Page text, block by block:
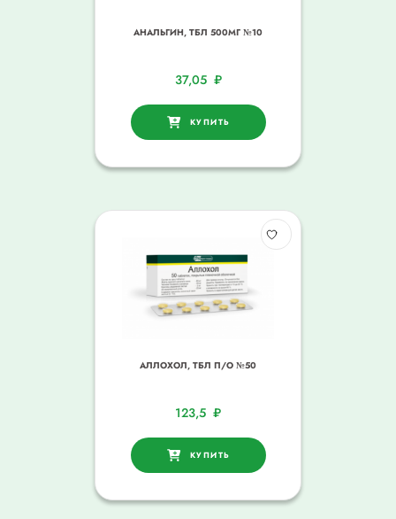
АНАЛЬГИН, ТБЛ 500МГ №10
37,05 ₽
КУПИТЬ
АЛЛОХОЛ, ТБЛ П/О №50
123,5 ₽
КУПИТЬ